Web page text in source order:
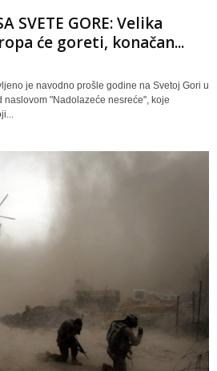
SVETE GORE: Velika
će goreti, konačan...
je navodno prošle godine na Svetoj Gori u
"Nadolazeće nesreće", koje